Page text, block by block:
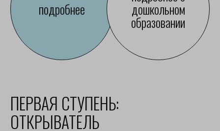
подробнее подробнее о школе
Знает, где хочет профессионально
реализоваться, осознанно подходит
к выбору учебного заведения
Умеет брать и нести
ответственность за сделанный
выбор